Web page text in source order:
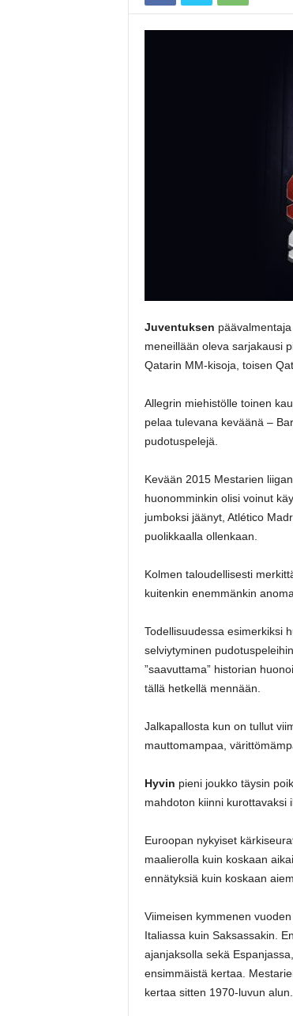
Juventuksen päävalmentaja
meneillään oleva sarjakausi
Qatarin MM-kisoja, toisen
Allegrin miehistölle toinen
pelaa tulevana keväänä –
pudotuspelejä.
Kevään 2015 Mestarien
huonomminkin olisi voinut
jumboksi jäänyt, Atlético
puolikkaalla ollenkaan.
Kolmen taloudellisesti
kuitenkin enemmänkin
Todellisuudessa esimerkiksi
selviytyminen
”saavuttama” historian
tällä hetkellä mennään.
Jalkapallosta kun on tullut
mauttomampaa,
Hyvin pieni joukko täysin
mahdoton kiinni kurottavaksi
Euroopan nykyiset
maalierolla kuin koskaan
ennätyksiä kuin koskaan
Viimeisen kymmenen
Italiassa kuin Saksassakin.
ajanjaksolla sekä
ensimmäistä kertaa.
kertaa sitten 1970-luvun alun.